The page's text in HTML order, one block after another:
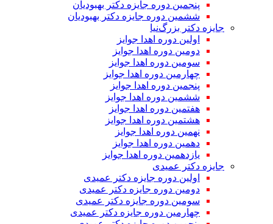
پنجمین دوره جایزه دکتر بهبودیان
ششمین دوره جایزه دکتر بهبودیان
جایزه دکتر بزرگ‌نیا
اولین دوره اهدا جوایز
دومین دوره اهدا جوایز
سومین دوره اهدا جوایز
چهارمین دوره اهدا جوایز
پنجمین دوره اهدا جوایز
ششمین دوره اهدا جوایز
هفتمین دوره اهدا جوایز
هشتمین دوره اهدا جوایز
نهمین دوره اهدا جوایز
دهمین دوره اهدا جوایز
یازدهمین دوره اهدا جوایز
جایزه دکتر عمیدی
اولین دوره جایزه دکتر عمیدی
دومین دوره جایزه دکتر عمیدی
سومین دوره جایزه دکتر عمیدی
چهارمین دوره جایزه دکتر عمیدی